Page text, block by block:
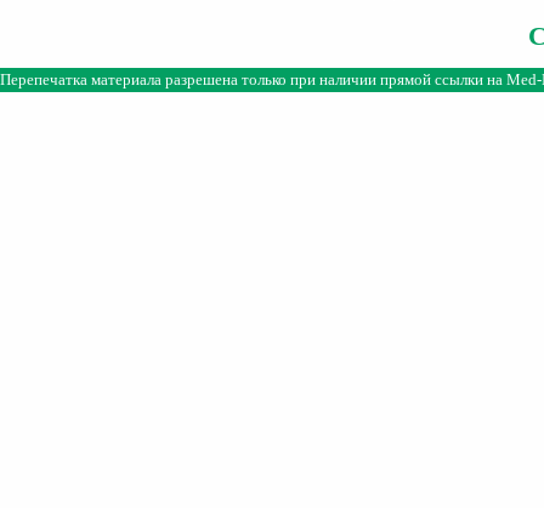
Перепечатка материала разрешена только при наличии прямой ссылки на